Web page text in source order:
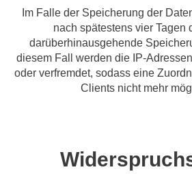
Im Falle der Speicherung der
nach spätestens vier Tagen
darüberhinausgehende
diesem Fall werden die IP-
oder verfremdet, sodass eine
Clients nicht mehr